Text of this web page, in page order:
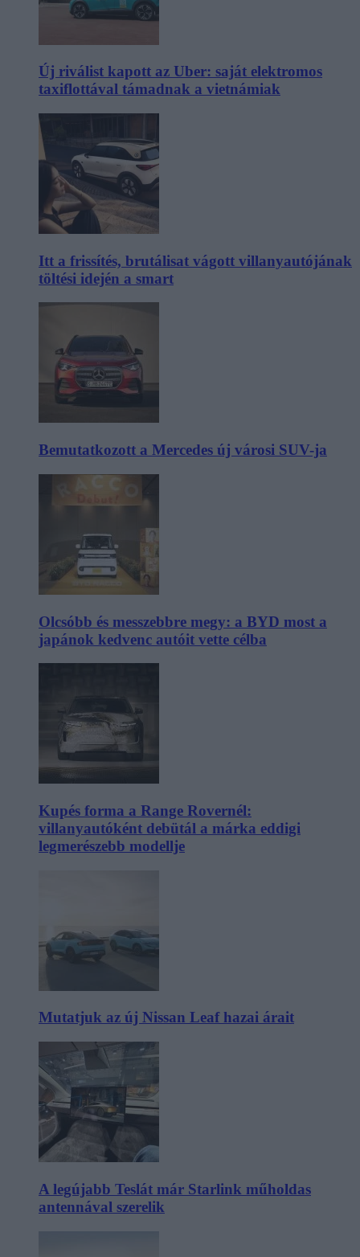
Új riválist kapott az Uber: saját elektromos
taxiflottával támadnak a vietnámiak
Itt a frissítés, brutálisat vágott villanyautójának
töltési idején a smart
Bemutatkozott a Mercedes új városi SUV-ja
Olcsóbb és messzebbre megy: a BYD most a
japánok kedvenc autóit vette célba
Kupés forma a Range Rovernél:
villanyautóként debütál a márka eddigi
legmerészebb modellje
Mutatjuk az új Nissan Leaf hazai árait
A legújabb Teslát már Starlink műholdas
antennával szerelik